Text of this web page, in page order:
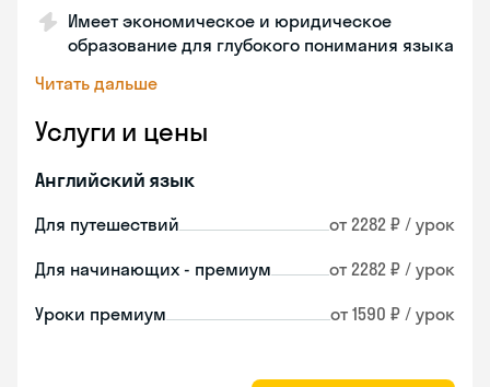
Имеет экономическое и юридическое
образование для глубокого понимания языка
Читать дальше
Услуги и цены
Английский язык
Для путешествий от 2282 ₽ / урок
Для начинающих - премиум от 2282 ₽ / урок
Уроки премиум от 1590 ₽ / урок